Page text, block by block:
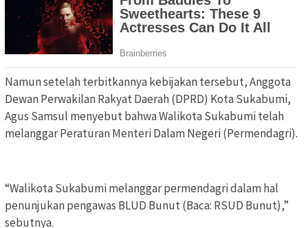
Namun setelah terbitkannya kebijakan tersebut, Anggota
Dewan Perwakilan Rakyat Daerah (DPRD) Kota Sukabumi,
Agus Samsul menyebut bahwa Walikota Sukabumi telah
melanggar Peraturan Menteri Dalam Negeri (Permendagri).
“Walikota Sukabumi melanggar permendagri dalam hal
penunjukan pengawas BLUD Bunut (Baca: RSUD Bunut),”
sebutnya.